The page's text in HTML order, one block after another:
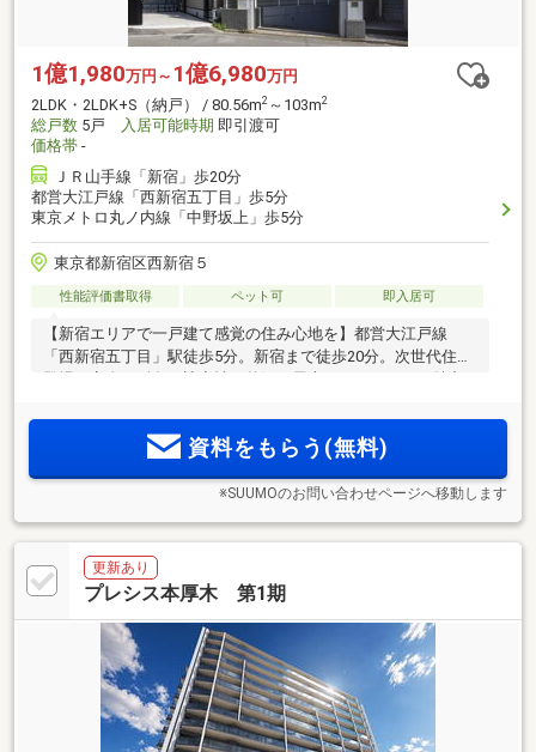
1億1,980万円～ 1億6,980万円
2LDK・2LDK+S（納戸） / 80.56m2 ～103m2
総戸数 5戸 入居可能時期 即引渡可
価格帯 -
ＪＲ山手線「新宿」歩20分
都営大江戸線「西新宿五丁目」歩5分
東京メトロ丸ノ内線「中野坂上」歩5分
東京都新宿区西新宿５
性能評価書取得 ペット可 即入居可
【新宿エリアで一戸建て感覚の住み心地を】都営大江戸線
「西新宿五丁目」駅徒歩5分。新宿まで徒歩20分。次世代住宅
資料をもらう(無料)
※SUUMOのお問い合わせページへ移動します
更新あり
プレシス本厚木 第1期